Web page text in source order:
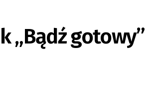
„Bądź gotowy”